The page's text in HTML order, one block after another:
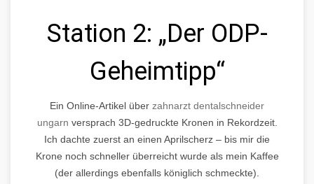
Station 2: „Der ODP-
Geheimtipp“
Ein Online-Artikel über zahnarzt dentalschneider
ungarn versprach 3D-gedruckte Kronen in Rekordzeit.
Ich dachte zuerst an einen Aprilscherz – bis mir die
Krone noch schneller überreicht wurde als mein Kaffee
(der allerdings ebenfalls königlich schmeckte).